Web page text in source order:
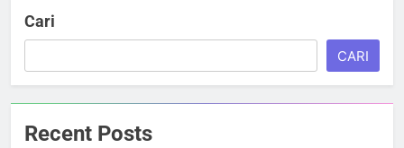
Cari
CARI
Recent Posts